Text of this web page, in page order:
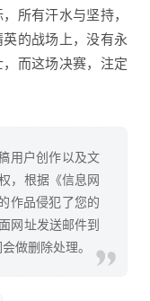
所有汗水与坚持，
的战场上，没有永
而这场决赛，注定
用户创作以及文
，根据《信息网
作品侵犯了您的
网址发送邮件到
做删除处理。